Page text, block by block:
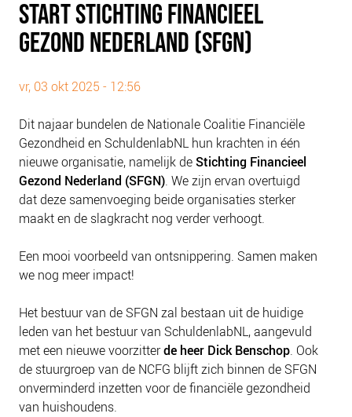
PLINKR NAZORG
SOCIALDEBT
COLLECTIEF SCHULDREGELEN
NEDERLANDSE SCHULDHULPROUTE (NSR)
OVER ONS
VISIE EN MISSIE
HET TEAM
ONZE PARTNERS
VACATURES
OVER NCFG
NIEUWS
BLOGS
START STICHTING FINANCIEEL
GEZOND NEDERLAND (SFGN)
vr, 03 okt 2025 - 12:56
Dit najaar bundelen de Nationale Coalitie Financiële
Gezondheid en SchuldenlabNL hun krachten in één
nieuwe organisatie, namelijk deStichting Financieel
Gezond Nederland (SFGN). We zijn ervan overtuigd
dat deze samenvoeging beide organisaties sterker
maakt en de slagkracht nog verder verhoogt.
Een mooi voorbeeld van ontsnippering. Samen maken
we nog meer impact!
Het bestuur van de SFGN zal bestaan uit de huidige
leden van het bestuur van SchuldenlabNL, aangevuld
met een nieuwe voorzitterde heer Dick Benschop. Ook
de stuurgroep van de NCFG blijft zich binnen de SFGN
onverminderd inzetten voor de financiële gezondheid
van huishoudens.